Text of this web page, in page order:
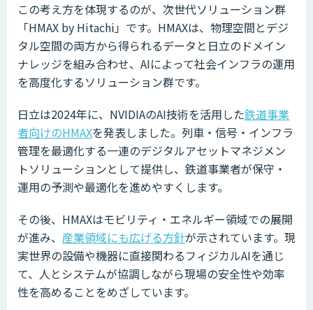
この考え方を体現するのが、次世代ソリューション群
「HMAX by Hitachi」です。HMAXは、物理空間とデジ
タル空間の両方から得られるデータと日立のドメイン
ナレッジを組み合わせ、AIによって社会インフラの運用
を高度化するソリューション群です。
日立は2024年に、NVIDIAのAI技術を活用した鉄道事業
者向けのHMAXを発表しました。列車・信号・インフラ
管理を最適化する一連のデジタルアセットマネジメン
トソリューションとして提供し、鉄道事業者が保守・
運用の予測や最適化を進めやすくします。
その後、HMAXはモビリティ・エネルギー領域での展開
が進み、 産業領域にも広げる方針が示されています。現
実世界の設備や機器に直接関わるフィジカルAIを通じ
て、人とシステムが協調しながら現場の安全性や効率
性を高めることをめざしています。